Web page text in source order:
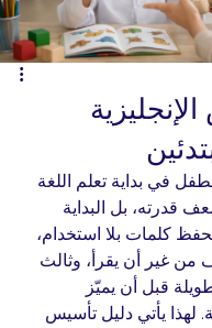
في بداية تعلم اللغة
قدرته، بل البداية
كلمات بلا استخدام،
من غير أن يقرأ، وثالث
قبل أن يميّز
لهذا يأتي دليل تأسيس